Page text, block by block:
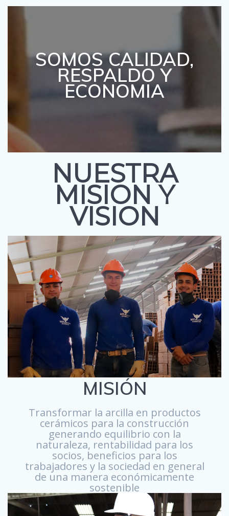
SOMOS CALIDAD,
RESPALDO Y
ECONOMIA
NUESTRA
MISION Y
VISION
MISIÓN
Transformar la arcilla en productos
cerámicos para la construcción
generando equilibrio con la
naturaleza, rentabilidad para los
socios, beneficios para los
trabajadores y la sociedad en general
de una manera económicamente
sostenible